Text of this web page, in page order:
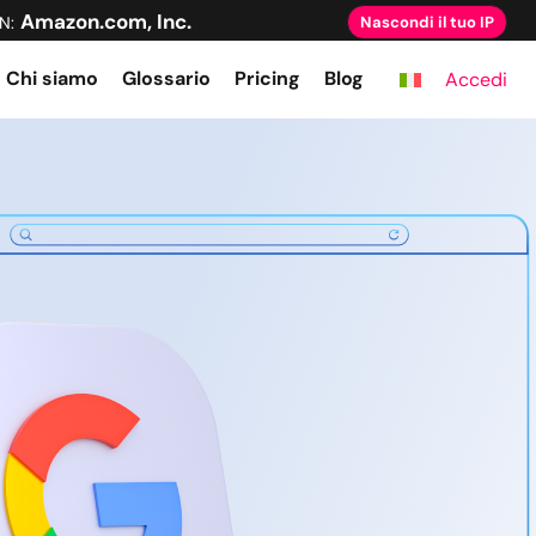
Amazon.com, Inc. Nascondi il tuo IP
Chi siamo Glossario Pricing Blog Accedi